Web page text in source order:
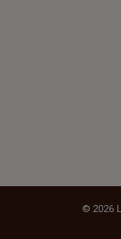
© 2026